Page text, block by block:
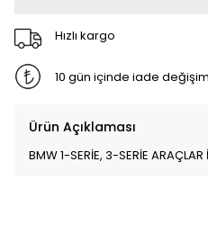
Hızlı kargo
10 gün içinde iade değişim
Ürün Açıklaması
BMW 1-SERİE, 3-SERİE ARAÇLAR